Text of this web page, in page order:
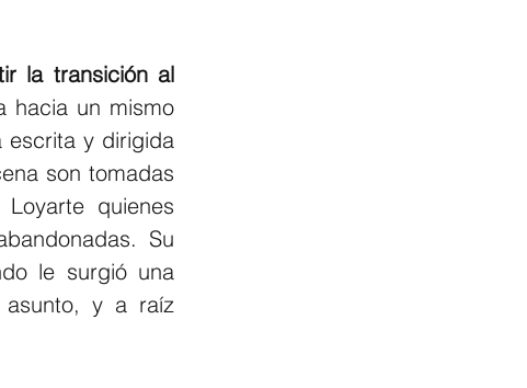
la transición al
hacia un mismo
escrita y dirigida
son tomadas
quienes
Su
le surgió una
asunto, y a raíz